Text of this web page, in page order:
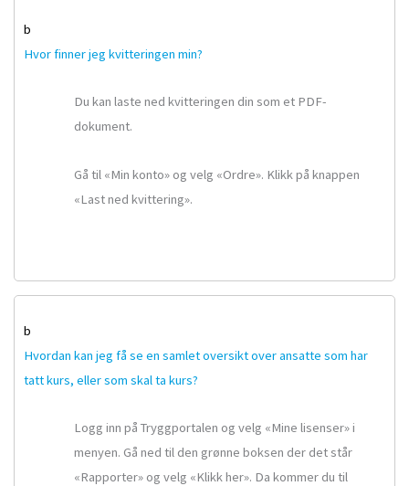
b
Hvor finner jeg kvitteringen min?
Du kan laste ned kvitteringen din som et PDF-
dokument.
Gå til «Min konto» og velg «Ordre». Klikk på knappen
«Last ned kvittering».
b
Hvordan kan jeg få se en samlet oversikt over ansatte som har
tatt kurs, eller som skal ta kurs?
Logg inn på Tryggportalen og velg «Mine lisenser» i
menyen. Gå ned til den grønne boksen der det står
«Rapporter» og velg «Klikk her». Da kommer du til